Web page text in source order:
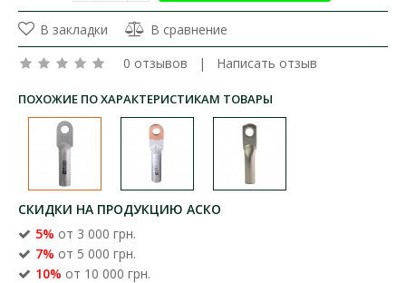
В закладки
В сравнение
0 отзывов | Написать отзыв
ПОХОЖИЕ ПО ХАРАКТЕРИСТИКАМ ТОВАРЫ
СКИДКИ НА ПРОДУКЦИЮ АСКО
5% от 3 000 грн.
7% от 5 000 грн.
10% от 10 000 грн.